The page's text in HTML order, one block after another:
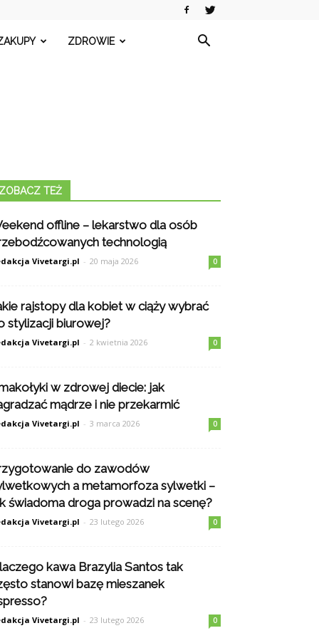
ZDROWIE
ZOBACZ TEŻ
offline – lekarstwo dla osób
technologią
Vivetargi.pl - 20 maja 2026 0
rajstopy dla kobiet w ciąży wybrać
stylizacji biurowej?
Vivetargi.pl - 2 kwietnia 2026 0
w zdrowej diecie: jak
mądrze i nie przekarmić
Vivetargi.pl - 3 marca 2026 0
do zawodów
a metamorfoza sylwetki –
świadoma droga prowadzi na scenę?
Vivetargi.pl - 23 lutego 2026 0
kawa Brazylia Santos tak
stanowi bazę mieszanek
Vivetargi.pl - 23 lutego 2026 0